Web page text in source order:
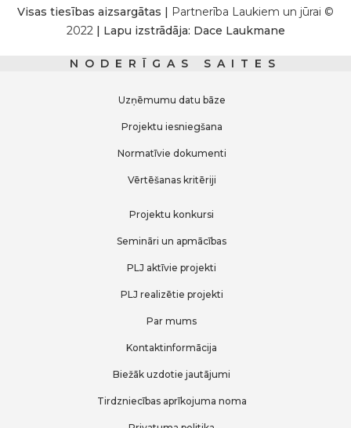
Visas tiesības aizsargātas | Partnerība Laukiem un jūrai ©
2022| Lapu izstrādāja: Dace Laukmane
NODERĪGAS SAITES
Uzņēmumu datu bāze
Projektu iesniegšana
Normatīvie dokumenti
Vērtēšanas kritēriji
Projektu konkursi
Semināri un apmācības
PLJ aktīvie projekti
PLJ realizētie projekti
Par mums
Kontaktinformācija
Biežāk uzdotie jautājumi
Tirdzniecības aprīkojuma noma